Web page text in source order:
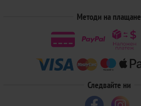
Методи на плащане
Следвайте ни